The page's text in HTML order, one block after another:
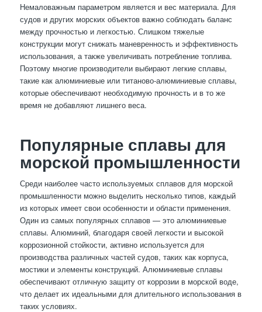
Немаловажным параметром является и вес материала. Для
судов и других морских объектов важно соблюдать баланс
между прочностью и легкостью. Слишком тяжелые
конструкции могут снижать маневренность и эффективность
использования, а также увеличивать потребление топлива.
Поэтому многие производители выбирают легкие сплавы,
такие как алюминиевые или титаново-алюминиевые сплавы,
которые обеспечивают необходимую прочность и в то же
время не добавляют лишнего веса.
Популярные сплавы для
морской промышленности
Среди наиболее часто используемых сплавов для морской
промышленности можно выделить несколько типов, каждый
из которых имеет свои особенности и области применения.
Один из самых популярных сплавов — это алюминиевые
сплавы. Алюминий, благодаря своей легкости и высокой
коррозионной стойкости, активно используется для
производства различных частей судов, таких как корпуса,
мостики и элементы конструкций. Алюминиевые сплавы
обеспечивают отличную защиту от коррозии в морской воде,
что делает их идеальными для длительного использования в
таких условиях.